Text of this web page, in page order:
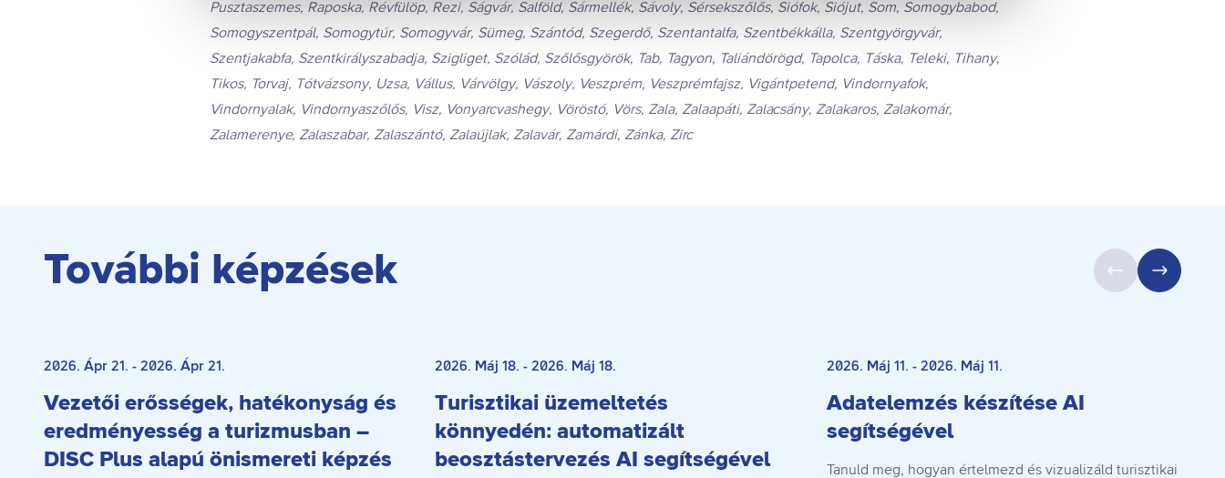
Pusztaszemes, Raposka, Révfülöp, Rezi, Ságvár, Salföld, Sármellék, Sávoly, Sérsekszőlős, Siófok, Siójut, Som, Somogybabod,
Somogyszentpál, Somogytúr, Somogyvár, Sümeg, Szántód, Szegerdő, Szentantalfa, Szentbékkálla, Szentgyörgyvár,
Szentjakabfa, Szentkirályszabadja, Szigliget, Szólád, Szőlősgyörök, Tab, Tagyon, Taliándörögd, Tapolca, Táska, Teleki, Tihany,
Tikos, Torvaj, Tótvázsony, Uzsa, Vállus, Várvölgy, Vászoly, Veszprém, Veszprémfajsz, Vigántpetend, Vindornyafok,
Vindornyalak, Vindornyaszőlős, Visz, Vonyarcvashegy, Vöröstó, Vörs, Zala, Zalaapáti, Zalacsány, Zalakaros, Zalakomár,
Zalamerenye, Zalaszabar, Zalaszántó, Zalaújlak, Zalavár, Zamárdi, Zánka, Zirc
További képzések
Betelt
2026. Ápr 21. - 2026. Ápr 21.
Vezetői erősségek, hatékonyság és
eredményesség a turizmusban –
DISC Plus alapú önismereti képzés
2026. Máj 18. - 2026. Máj 18.
Turisztikai üzemeltetés
könnyedén: automatizált
beosztástervezés AI segítségével
2026. Máj 11. - 2026. Máj 11.
Adatelemzés készítése AI
segítségével
Tanuld meg, hogyan értelmezd és vizualizáld turisztikai